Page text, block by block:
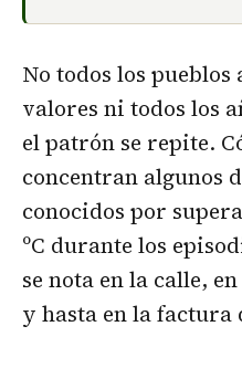
No todos los
valores ni todos los
el patrón se repite.
concentran algunos
conocidos por
ºC durante los
se nota en la calle,
y hasta en la factura